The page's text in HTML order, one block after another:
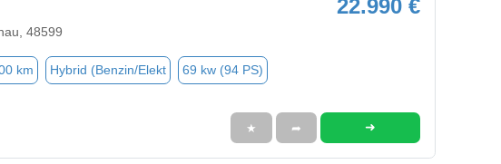
22.990 €
48599
km Hybrid (Benzin/Elekt 69 kw (94 PS)
★ ➦ ➜